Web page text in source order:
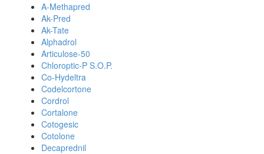
A-Methapred
Ak-Pred
Ak-Tate
Alphadrol
Articulose-50
Chloroptic-P S.O.P.
Co-Hydeltra
Codelcortone
Cordrol
Cortalone
Cotogesic
Cotolone
Decaprednil